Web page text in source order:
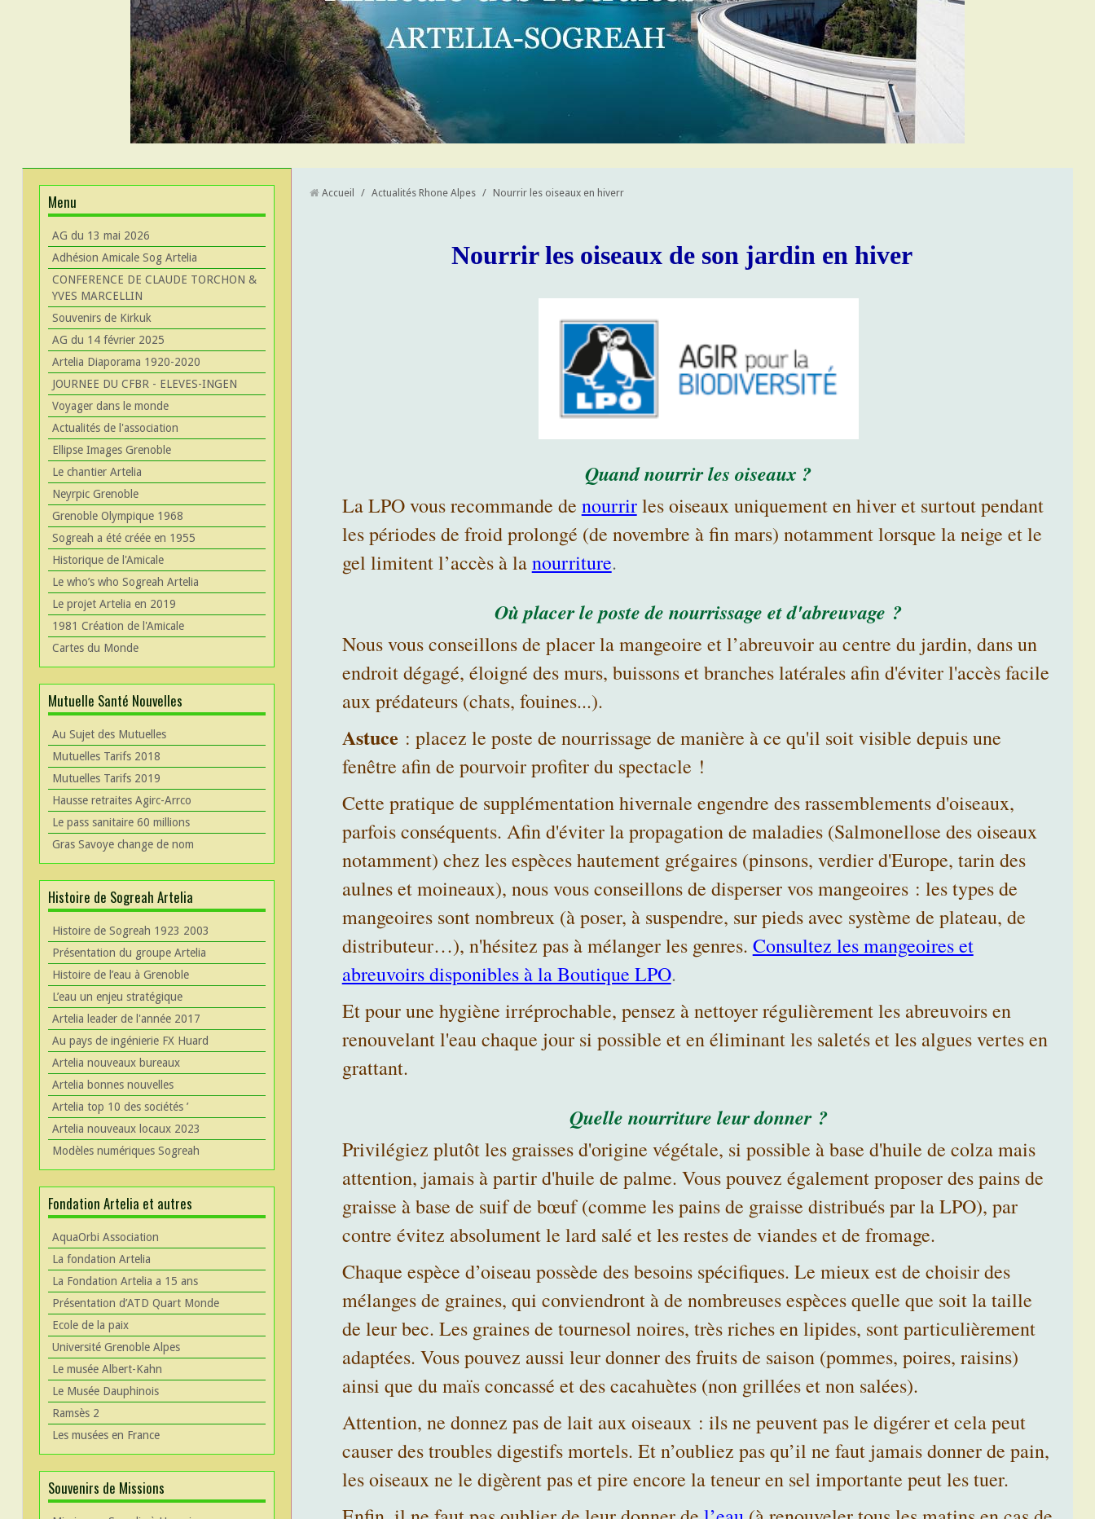
Menu
AG du 13 mai 2026
Adhésion Amicale Sog Artelia
CONFERENCE DE CLAUDE TORCHON &
YVES MARCELLIN
Souvenirs de Kirkuk
AG du 14 février 2025
Artelia Diaporama 1920-2020
JOURNEE DU CFBR - ELEVES-INGEN
Voyager dans le monde
Actualités de l'association
Ellipse Images Grenoble
Le chantier Artelia
Neyrpic Grenoble
Grenoble Olympique 1968
Sogreah a été créée en 1955
Historique de l'Amicale
Le who’s who Sogreah Artelia
Le projet Artelia en 2019
1981 Création de l'Amicale
Cartes du Monde
Mutuelle Santé Nouvelles
Au Sujet des Mutuelles
Mutuelles Tarifs 2018
Mutuelles Tarifs 2019
Hausse retraites Agirc-Arrco
Le pass sanitaire 60 millions
Gras Savoye change de nom
Histoire de Sogreah Artelia
Histoire de Sogreah 1923 2003
Présentation du groupe Artelia
Histoire de l’eau à Grenoble
L’eau un enjeu stratégique
Artelia leader de l'année 2017
Au pays de ingénierie FX Huard
Artelia nouveaux bureaux
Artelia bonnes nouvelles
Artelia top 10 des sociétés ’
Artelia nouveaux locaux 2023
Modèles numériques Sogreah
Fondation Artelia et autres
AquaOrbi Association
La fondation Artelia
La Fondation Artelia a 15 ans
Présentation d’ATD Quart Monde
Ecole de la paix
Université Grenoble Alpes
Le musée Albert-Kahn
Le Musée Dauphinois
Ramsès 2
Les musées en France
Souvenirs de Missions
Accueil / Actualités Rhone Alpes / Nourrir les oiseaux en hiverr
Nourrir les oiseaux de son jardin en hiver
Quand nourrir les oiseaux ?
La LPO vous recommande de nourrirles oiseaux uniquement en hiver et surtout pendant
les périodes de froid prolongé (de novembre à fin mars) notamment lorsque la neige et le
gel limitent l’accès à lanourriture.
Où placer le poste de nourrissage et d'abreuvage ?
Nous vous conseillons de placer la mangeoire et l’abreuvoir au centre du jardin, dans un
endroit dégagé, éloigné des murs, buissons et branches latérales afin d'éviter l'accès facile
aux prédateurs (chats, fouines...).
Astuce : placez le poste de nourrissage de manière à ce qu'il soit visible depuis une
fenêtre afin de pourvoir profiter du spectacle !
Cette pratique de supplémentation hivernale engendre des rassemblements d'oiseaux,
parfois conséquents. Afin d'éviter la propagation de maladies (Salmonellose des oiseaux
notamment) chez les espèces hautement grégaires (pinsons, verdier d'Europe, tarin des
aulnes et moineaux), nous vous conseillons de disperser vos mangeoires : les types de
mangeoires sont nombreux (à poser, à suspendre, sur pieds avec système de plateau, de
distributeur…), n'hésitez pas à mélanger les genres. Consultez les mangeoires et
abreuvoirs disponibles à la Boutique LPO.
Et pour une hygiène irréprochable, pensez à nettoyer régulièrement les abreuvoirs en
renouvelant l'eau chaque jour si possible et en éliminant les saletés et les algues vertes en
grattant.
Quelle nourriture leur donner ?
Privilégiez plutôt les graisses d'origine végétale, si possible à base d'huile de colza mais
attention, jamais à partir d'huile de palme. Vous pouvez également proposer des pains de
graisse à base de suif de bœuf (comme les pains de graisse distribués par la LPO), par
contre évitez absolument le lard salé et les restes de viandes et de fromage.
Chaque espèce d’oiseau possède des besoins spécifiques. Le mieux est de choisir des
mélanges de graines, qui conviendront à de nombreuses espèces quelle que soit la taille
de leur bec. Les graines de tournesol noires, très riches en lipides, sont particulièrement
adaptées. Vous pouvez aussi leur donner des fruits de saison (pommes, poires, raisins)
ainsi que du maïs concassé et des cacahuètes (non grillées et non salées).
Attention, ne donnez pas de lait aux oiseaux : ils ne peuvent pas le digérer et cela peut
causer des troubles digestifs mortels. Et n’oubliez pas qu’il ne faut jamais donner de pain,
les oiseaux ne le digèrent pas et pire encore la teneur en sel importante peut les tuer.